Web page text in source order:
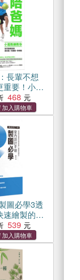
長輩不想
重要！小葛
族願意
動
468
圖必學3透
速繪製的詳
會透視技
539